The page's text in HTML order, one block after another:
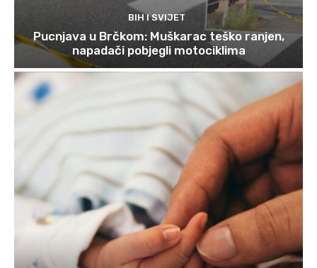
BIH I SVIJET
Pucnjava u Brčkom: Muškarac teško ranjen,
napadači pobjegli motociklima